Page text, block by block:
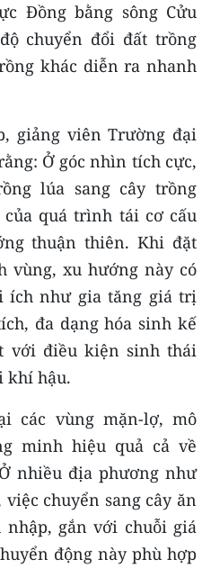
Đồng bằng sông Cửu
chuyển đổi đất trồng
khác diễn ra nhanh
giảng viên Trường đại
Ở góc nhìn tích cực,
lúa sang cây trồng
quá trình tái cơ cấu
thuận thiên. Khi đặt
vùng, xu hướng này có
ích như gia tăng giá trị
đa dạng hóa sinh kế
với điều kiện sinh thái
khí hậu.
các vùng mặn-lợ, mô
minh hiệu quả cả về
nhiều địa phương như
chuyển sang cây ăn
gắn với chuỗi giá
động này phù hợp